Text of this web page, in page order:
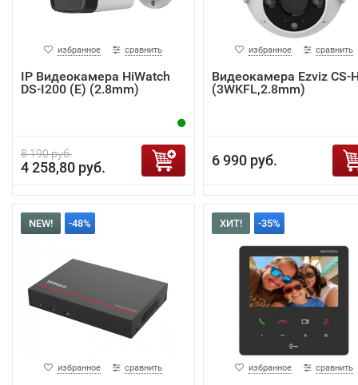
избранное сравнить
IP Видеокамера HiWatch
DS-I200 (E) (2.8mm)
8 190 руб.
4 258,80 руб.
избранное сравнить
Видеокамера Ezviz CS-
(3WKFL,2.8mm)
6 990 руб.
NEW! -48%
избранное сравнить
ХИТ! -35%
избранное сравнить